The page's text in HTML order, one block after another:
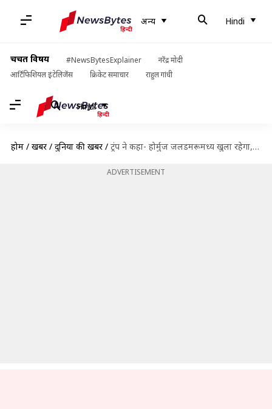
अन्य Hindi
चर्चित विषय #NewsBytesExplainer
नरेंद्र मोदी
आर्टिफिशियल इंटेलिजेंस
क्रिकेट समाचार राहुल गांधी
Hindi
होम / खबरें / दुनिया की खबरें / ट्रंप ने कहा- होर्मुज जलडमरूमध्य खुला रहेगा, जरूरत पड़ने पर नाकाबंदी के लिए जहाज तैनात रहेंगे
ADVERTISEMENT